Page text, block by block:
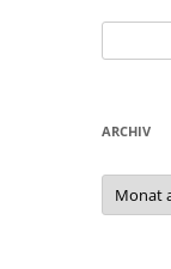
nach:
ARCHIV
Archiv